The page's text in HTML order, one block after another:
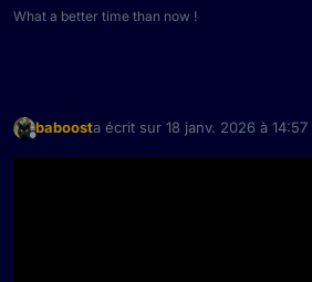
What a better time than now !
baboosta écrit sur 18 janv. 2026 à 14:57
dernière édition par